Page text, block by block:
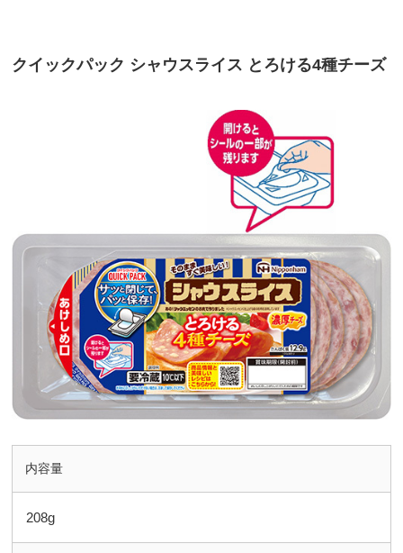
クイックパック シャウスライス とろける4種チーズ
内容量
208g